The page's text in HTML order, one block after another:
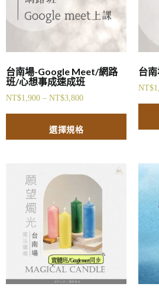
台南場-Google Meet/網路
班/心想事成速成班
NT$1,900 – NT$3,800
選擇規格
台
NT$